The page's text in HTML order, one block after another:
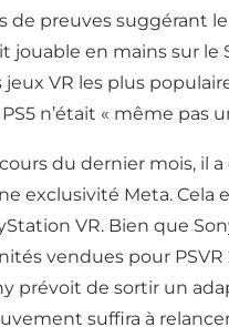
de preuves suggérant
jouable en mains sur le
jeux VR les plus
n’était « même pas
du dernier mois, il
exclusivité Meta.
VR. Bien que
vendues pour
prévoit de sortir un
suffira à